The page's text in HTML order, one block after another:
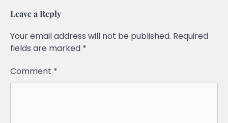
Leave a Reply
Your email address will not be published. Required
fields are marked *
Comment *